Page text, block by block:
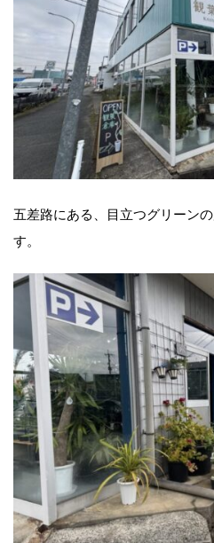
五差路にある、目立つグリーン
す。